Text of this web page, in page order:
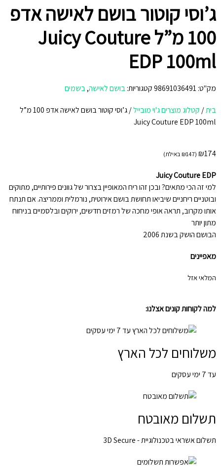
ג’וסי קוטור בושם לאישה אדפ
100 מ”ל Juicy Couture
EDP 100ml
מק"ט:98691036491קטגוריות:בושם לאישה,בשמים
בית/ קטלוג מוצרים ג'וי מובייל/
ג’וסי קוטור בושם לאישה אדפ 100 מ”ל
Juicy Couture EDP 100ml
₪174
(
₪147 באילת)
Juicy Couture EDP
למי זה הכי מתאים? ובכן זהו ריח המאופיין בצרור של גוונים פירותיים, מתוקים
ובוטניים ריחניים שיביאו תחושת בושם אירוטית, נורמלית וממריצה. אם תנתח
אותו מקרוב, תראה אופי מחכה של רמזים חדשים, ירוקים ובלסמיים בניחוח
מתון יותר
הבושם הושק בשנת 2006
מאפיינים
המלאי אזל
למה לקוחות קונים אצלנו:
משלוחים לכל הארץ
עד 7 ימי עסקים
תשלום מאובטח
תשלום אשראי בטכנולוגיית - 3D Secure